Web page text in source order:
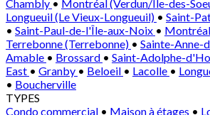
Chambly • Montréal (Verdun/Île-des-
Longueuil (Le Vieux-Longueuil) • Saint-
• Saint-Paul-de-l'Île-aux-Noix •
Terrebonne (Terrebonne) • Sainte-Anne-
Amable • Brossard • Saint-Adolphe-
East • Granby • Beloeil • Lacolle •
• Boucherville
TYPES
Condo commercial • Maison à étages •